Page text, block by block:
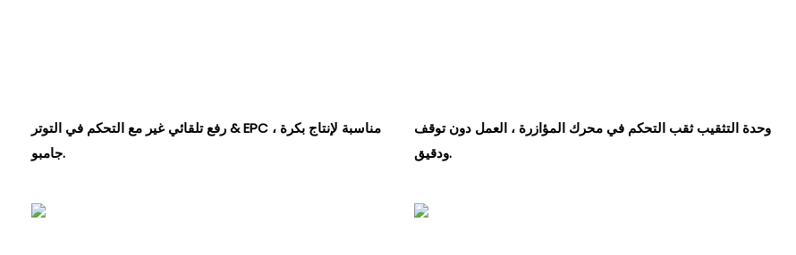
رفع تلقائي غير مع التحكم في التوتر & EPC ، مناسبة لإنتاج بكرة
جامبو.
وحدة التثقيب ثقب التحكم في محرك المؤازرة ، العمل دون توقف
ودقيق.